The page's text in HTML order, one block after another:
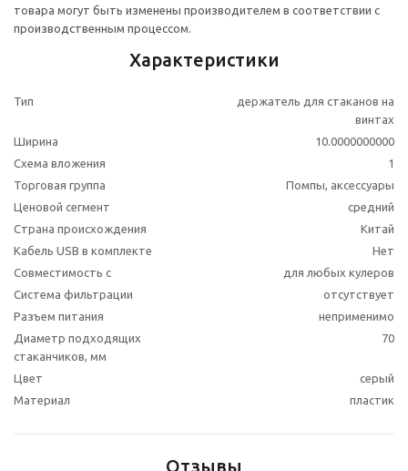
товара могут быть изменены производителем в соответствии с
производственным процессом.
Характеристики
Тип
держатель для стаканов на
винтах
Ширина
10.0000000000
Схема вложения
1
Торговая группа
Помпы, аксессуары
Ценовой сегмент
средний
Страна происхождения
Китай
Кабель USB в комплекте
Нет
Совместимость с
для любых кулеров
Система фильтрации
отсутствует
Разъем питания
неприменимо
Диаметр подходящих
стаканчиков, мм
70
Цвет
серый
Материал
пластик
Отзывы